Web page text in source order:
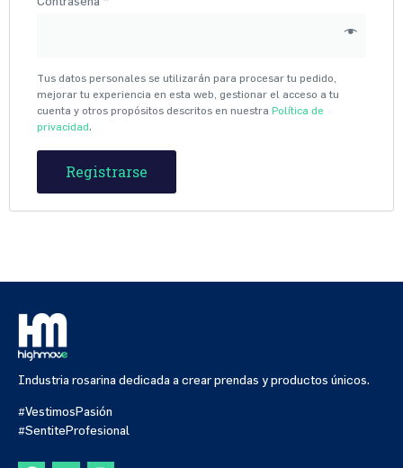
Tus datos personales se utilizarán para procesar tu pedido,
mejorar tu experiencia en esta web, gestionar el acceso a tu
cuenta y otros propósitos descritos en nuestra Política de
privacidad.
Registrarse
Industria rosarina dedicada a crear prendas y productos únicos.
#VestimosPasión
#SentiteProfesional